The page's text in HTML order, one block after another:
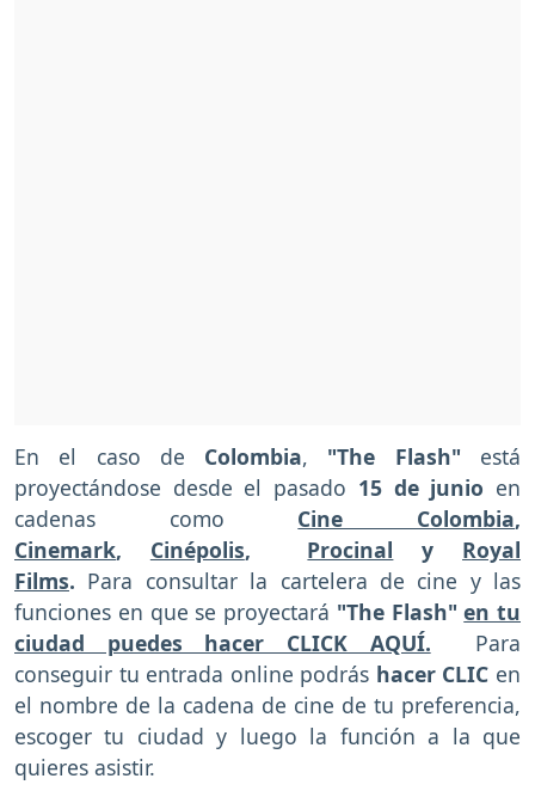
En el caso de Colombia, "The Flash" está
proyectándose desde el pasado 15 de junio en
cadenas como Cine Colombia,
Cinemark, Cinépolis, Procinal y Royal
Films. Para consultar la cartelera de cine y las
funciones en que se proyectará "The Flash"en tu
ciudad puedes hacer CLICK AQUÍ.
Para
conseguir tu entrada online podrás hacer CLIC en
el nombre de la cadena de cine de tu preferencia,
escoger tu ciudad y luego la función a la que
quieres asistir.